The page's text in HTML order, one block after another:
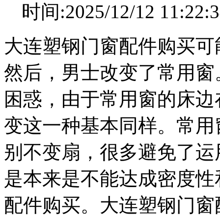
时间:2025/12/12
大连塑钢门窗配件购买
然后，男士改变了常用
困惑，由于常用窗的床
变这一种基本同样。常
别不变扇，很多避免了
是本来是不能达成密度
配件购买。大连塑钢门